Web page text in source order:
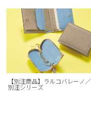
【別注商品】ラルコバレーノ
別注シリーズ